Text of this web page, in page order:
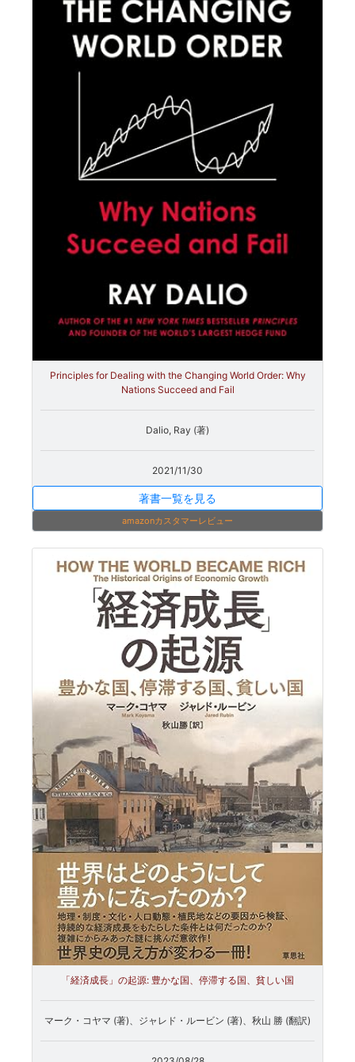
Principles for Dealing with the Changing World Order: Why
Nations Succeed and Fail
Dalio, Ray (著)
2021/11/30
著書一覧を見る
amazonカスタマーレビュー
「経済成長」の起源: 豊かな国、停滞する国、貧しい国
マーク・コヤマ (著)、ジャレド・ルービン (著)、秋山 勝 (翻訳)